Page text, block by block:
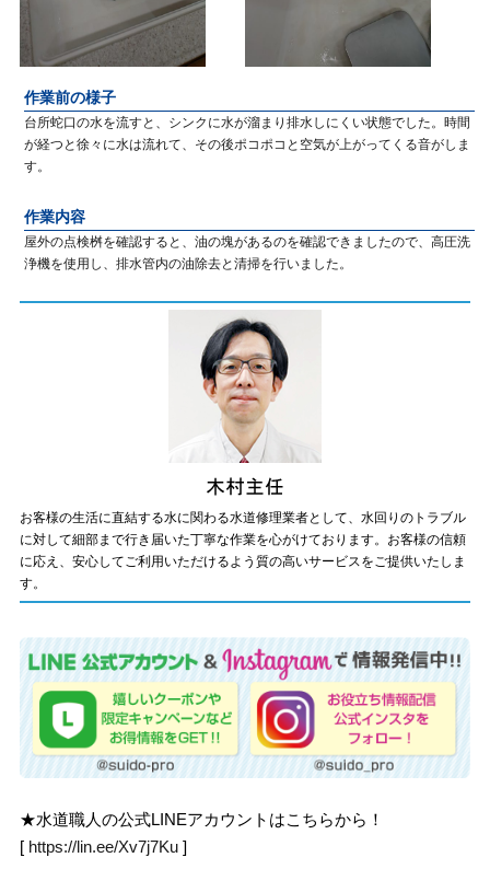
作業前の様子
台所蛇口の水を流すと、シンクに水が溜まり排水しにくい状態でした。時間
が経つと徐々に水は流れて、その後ポコポコと空気が上がってくる音がしま
す。
作業内容
屋外の点検桝を確認すると、油の塊があるのを確認できましたので、高圧洗
浄機を使用し、排水管内の油除去と清掃を行いました。
お客様の生活に直結する水に関わる水道修理業者として、水回りのトラブル
に対して細部まで行き届いた丁寧な作業を心がけております。お客様の信頼
に応え、安心してご利用いただけるよう質の高いサービスをご提供いたしま
す。
★水道職人の公式LINEアカウントはこちらから！
[ https://lin.ee/Xv7j7Ku ]